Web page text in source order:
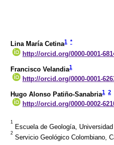
Lina María Cetina1 *
http://orcid.org/0000-0001-
Francisco Velandia1
http://orcid.org/0000-0001-
Hugo Alonso Patiño-Sanabria1 2
http://orcid.org/0000-0002-
1
Escuela de Geología,
2
Servicio Geológico Colombiano,